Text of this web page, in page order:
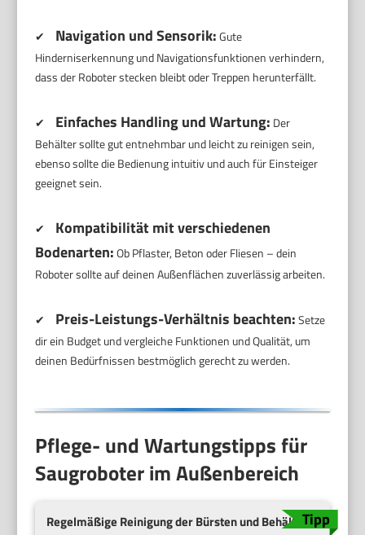
✔ Navigation und Sensorik:Gute
Hinderniserkennung und Navigationsfunktionen verhindern,
dass der Roboter stecken bleibt oder Treppen herunterfällt.
✔ Einfaches Handling und Wartung: Der
Behälter sollte gut entnehmbar und leicht zu reinigen sein,
ebenso sollte die Bedienung intuitiv und auch für Einsteiger
geeignet sein.
✔
Kompatibilität mit verschiedenen
Bodenarten:Ob Pflaster, Beton oder Fliesen – dein
Roboter sollte auf deinen Außenflächen zuverlässig arbeiten.
✔ Preis-Leistungs-Verhältnis beachten:Setze
dir ein Budget und vergleiche Funktionen und Qualität, um
deinen Bedürfnissen bestmöglich gerecht zu werden.
Pflege- und Wartungstipps für
Saugroboter im Außenbereich
Regelmäßige Reinigung der Bürsten und Behälter